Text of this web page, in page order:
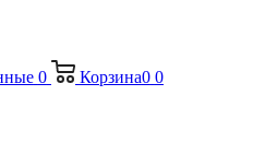
0 Корзина0 0